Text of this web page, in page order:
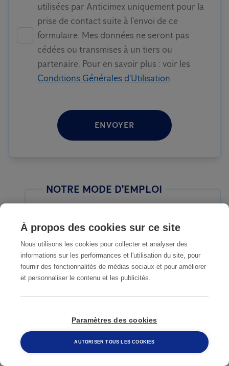
utilisées par Anticimex uniquement pour la
prise de contact suite à l'envoi de ce
formulaire. Mes données ne seront pas
cédées ou transmises à un tiers ou
partenaire. Pour en savoir plus : voir les
Conditions Générales d'Utilisation
ENVOYER
NOTRE MODE D'EMPLOI
1
contact
2
Nous prenons contact avec vous
dès que possible
3
Notre expert fait une analyse de
votre situation et prépare une
offre de prix sans engagement
À propos des cookies sur ce site
Nous utilisons les cookies pour collecter et analyser des
informations sur les performances et l'utilisation du site, pour
fournir des fonctionnalités de médias sociaux et pour améliorer
et personnaliser le contenu et les publicités.
Paramètres des cookies
AUTORISER TOUS LES COOKIES